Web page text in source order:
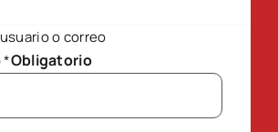
o correo
*Obligatorio